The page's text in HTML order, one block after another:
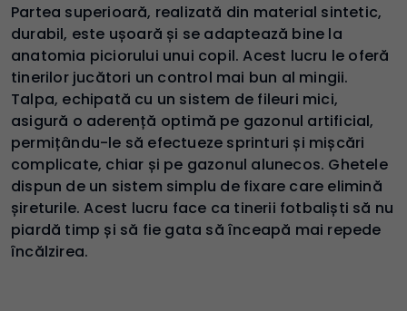
Partea superioară, realizată din material sintetic,
durabil, este ușoară și se adaptează bine la
anatomia piciorului unui copil. Acest lucru le oferă
tinerilor jucători un control mai bun al mingii.
Talpa, echipată cu un sistem de fileuri mici,
asigură o aderență optimă pe gazonul artificial,
permițându-le să efectueze sprinturi și mișcări
complicate, chiar și pe gazonul alunecos. Ghetele
dispun de un sistem simplu de fixare care elimină
șireturile. Acest lucru face ca tinerii fotbaliști să nu
piardă timp și să fie gata să înceapă mai repede
încălzirea.